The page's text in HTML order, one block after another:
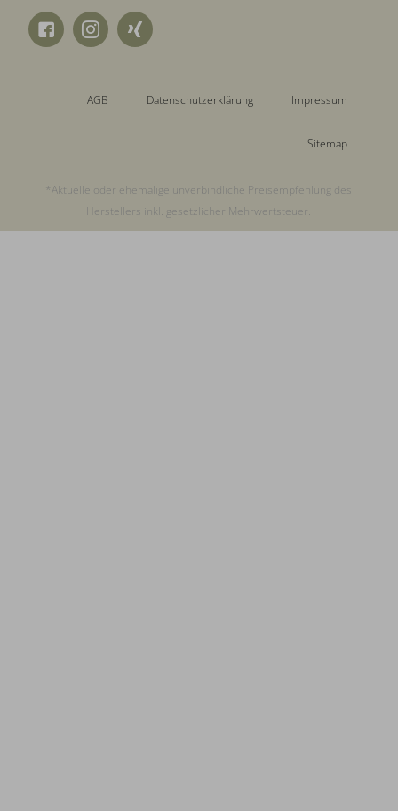
AGB Datenschutzerklärung Impressum
Sitemap
*Aktuelle oder ehemalige unverbindliche Preisempfehlung des
Herstellers inkl. gesetzlicher Mehrwertsteuer.